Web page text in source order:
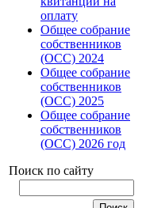
оплату
Общее собрание
собственников
(ОСС) 2024
Общее собрание
собственников
(ОСС) 2025
Общее собрание
собственников
(ОСС) 2026 год
Поиск по сайту